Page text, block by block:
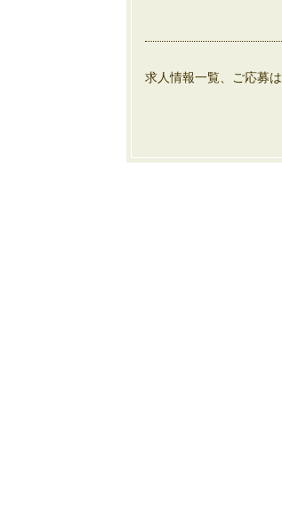
求人情報一覧、ご応募は